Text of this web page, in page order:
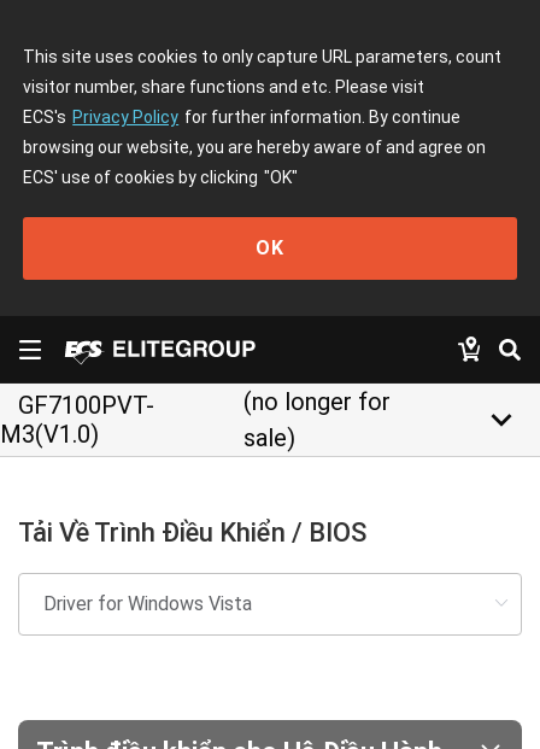
This site uses cookies to only capture URL parameters, count
visitor number, share functions and etc. Please visit
ECS's Privacy Policy for further information. By continue
browsing our website, you are hereby aware of and agree on
ECS' use of cookies by clicking "OK"
OK
GF7100PVT-
M3(V1.0)
(no longer for
sale)
keyboard_arrow_down
Tải Về Trình Điều Khiển / BIOS